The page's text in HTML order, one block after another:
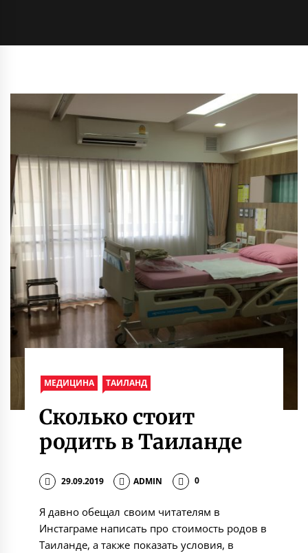
МЕДИЦИНА ТАИЛАНД
Сколько стоит
родить в Таиланде
29.09.2019 ADMIN 0
Я давно обещал своим читателям в
Инстаграме написать про стоимость родов в
Таиланде, а также показать условия, в